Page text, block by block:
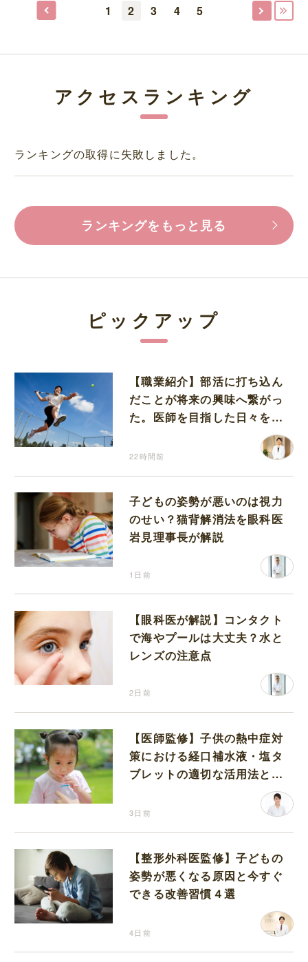
1 2 3 4 5
アクセスランキング
ランキングの取得に失敗しました。
ランキングをもっと見る
ピックアップ
【職業紹介】部活に打ち込ん
だことが将来の興味へ繋がっ
た。医師を目指した日々を振
22時間前
子どもの姿勢が悪いのは視力
のせい？猫背解消法を眼科医
岩見理事長が解説
1日前
【眼科医が解説】コンタクト
で海やプールは大丈夫？水と
レンズの注意点
2日前
【医師監修】子供の熱中症対
策における経口補水液・塩タ
ブレットの適切な活用法と水
3日前
【整形外科医監修】子どもの
姿勢が悪くなる原因と今すぐ
できる改善習慣４選
4日前